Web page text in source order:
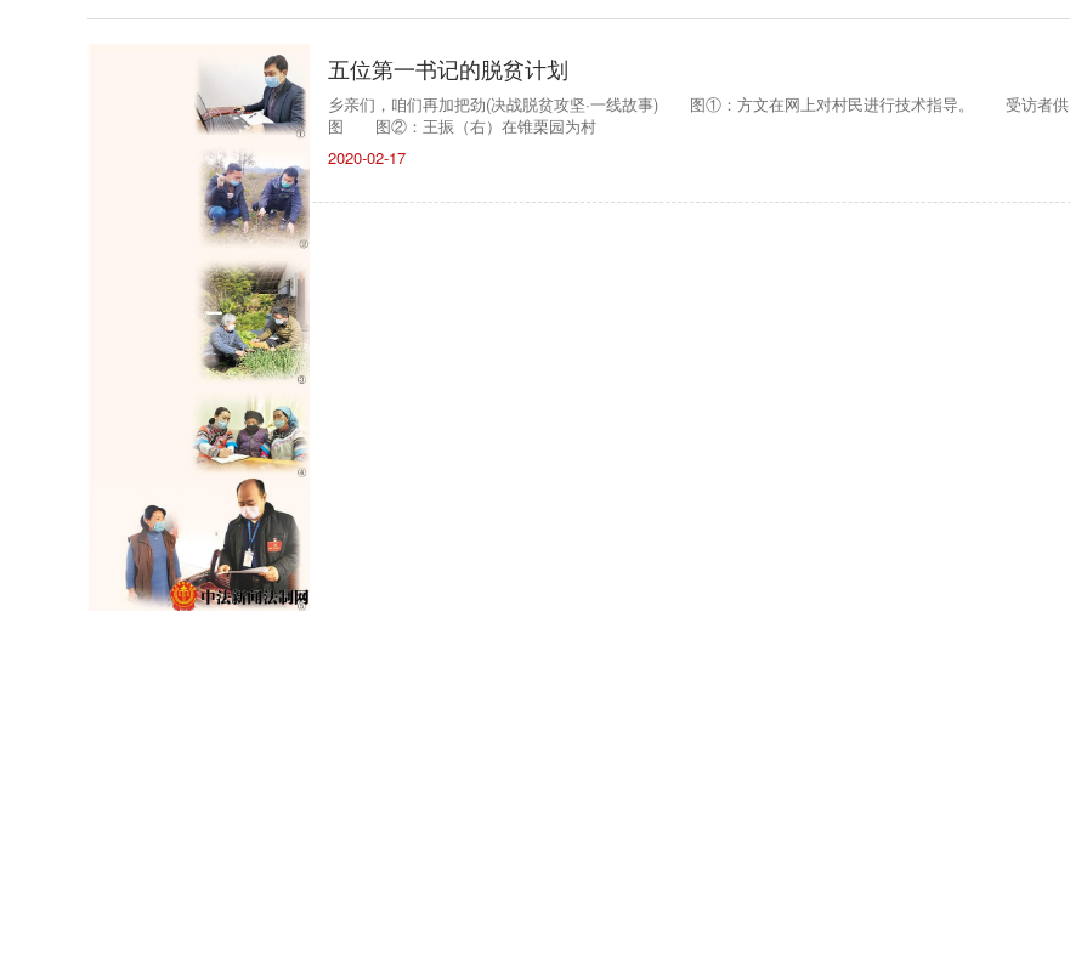
五位第一书记的脱贫计划
乡亲们，咱们再加把劲(决战脱贫攻坚·一线故事) 图①：方文在网上对村民进行技术指导。 受访者供
图 图②：王振（右）在锥栗园为村
2020-02-17